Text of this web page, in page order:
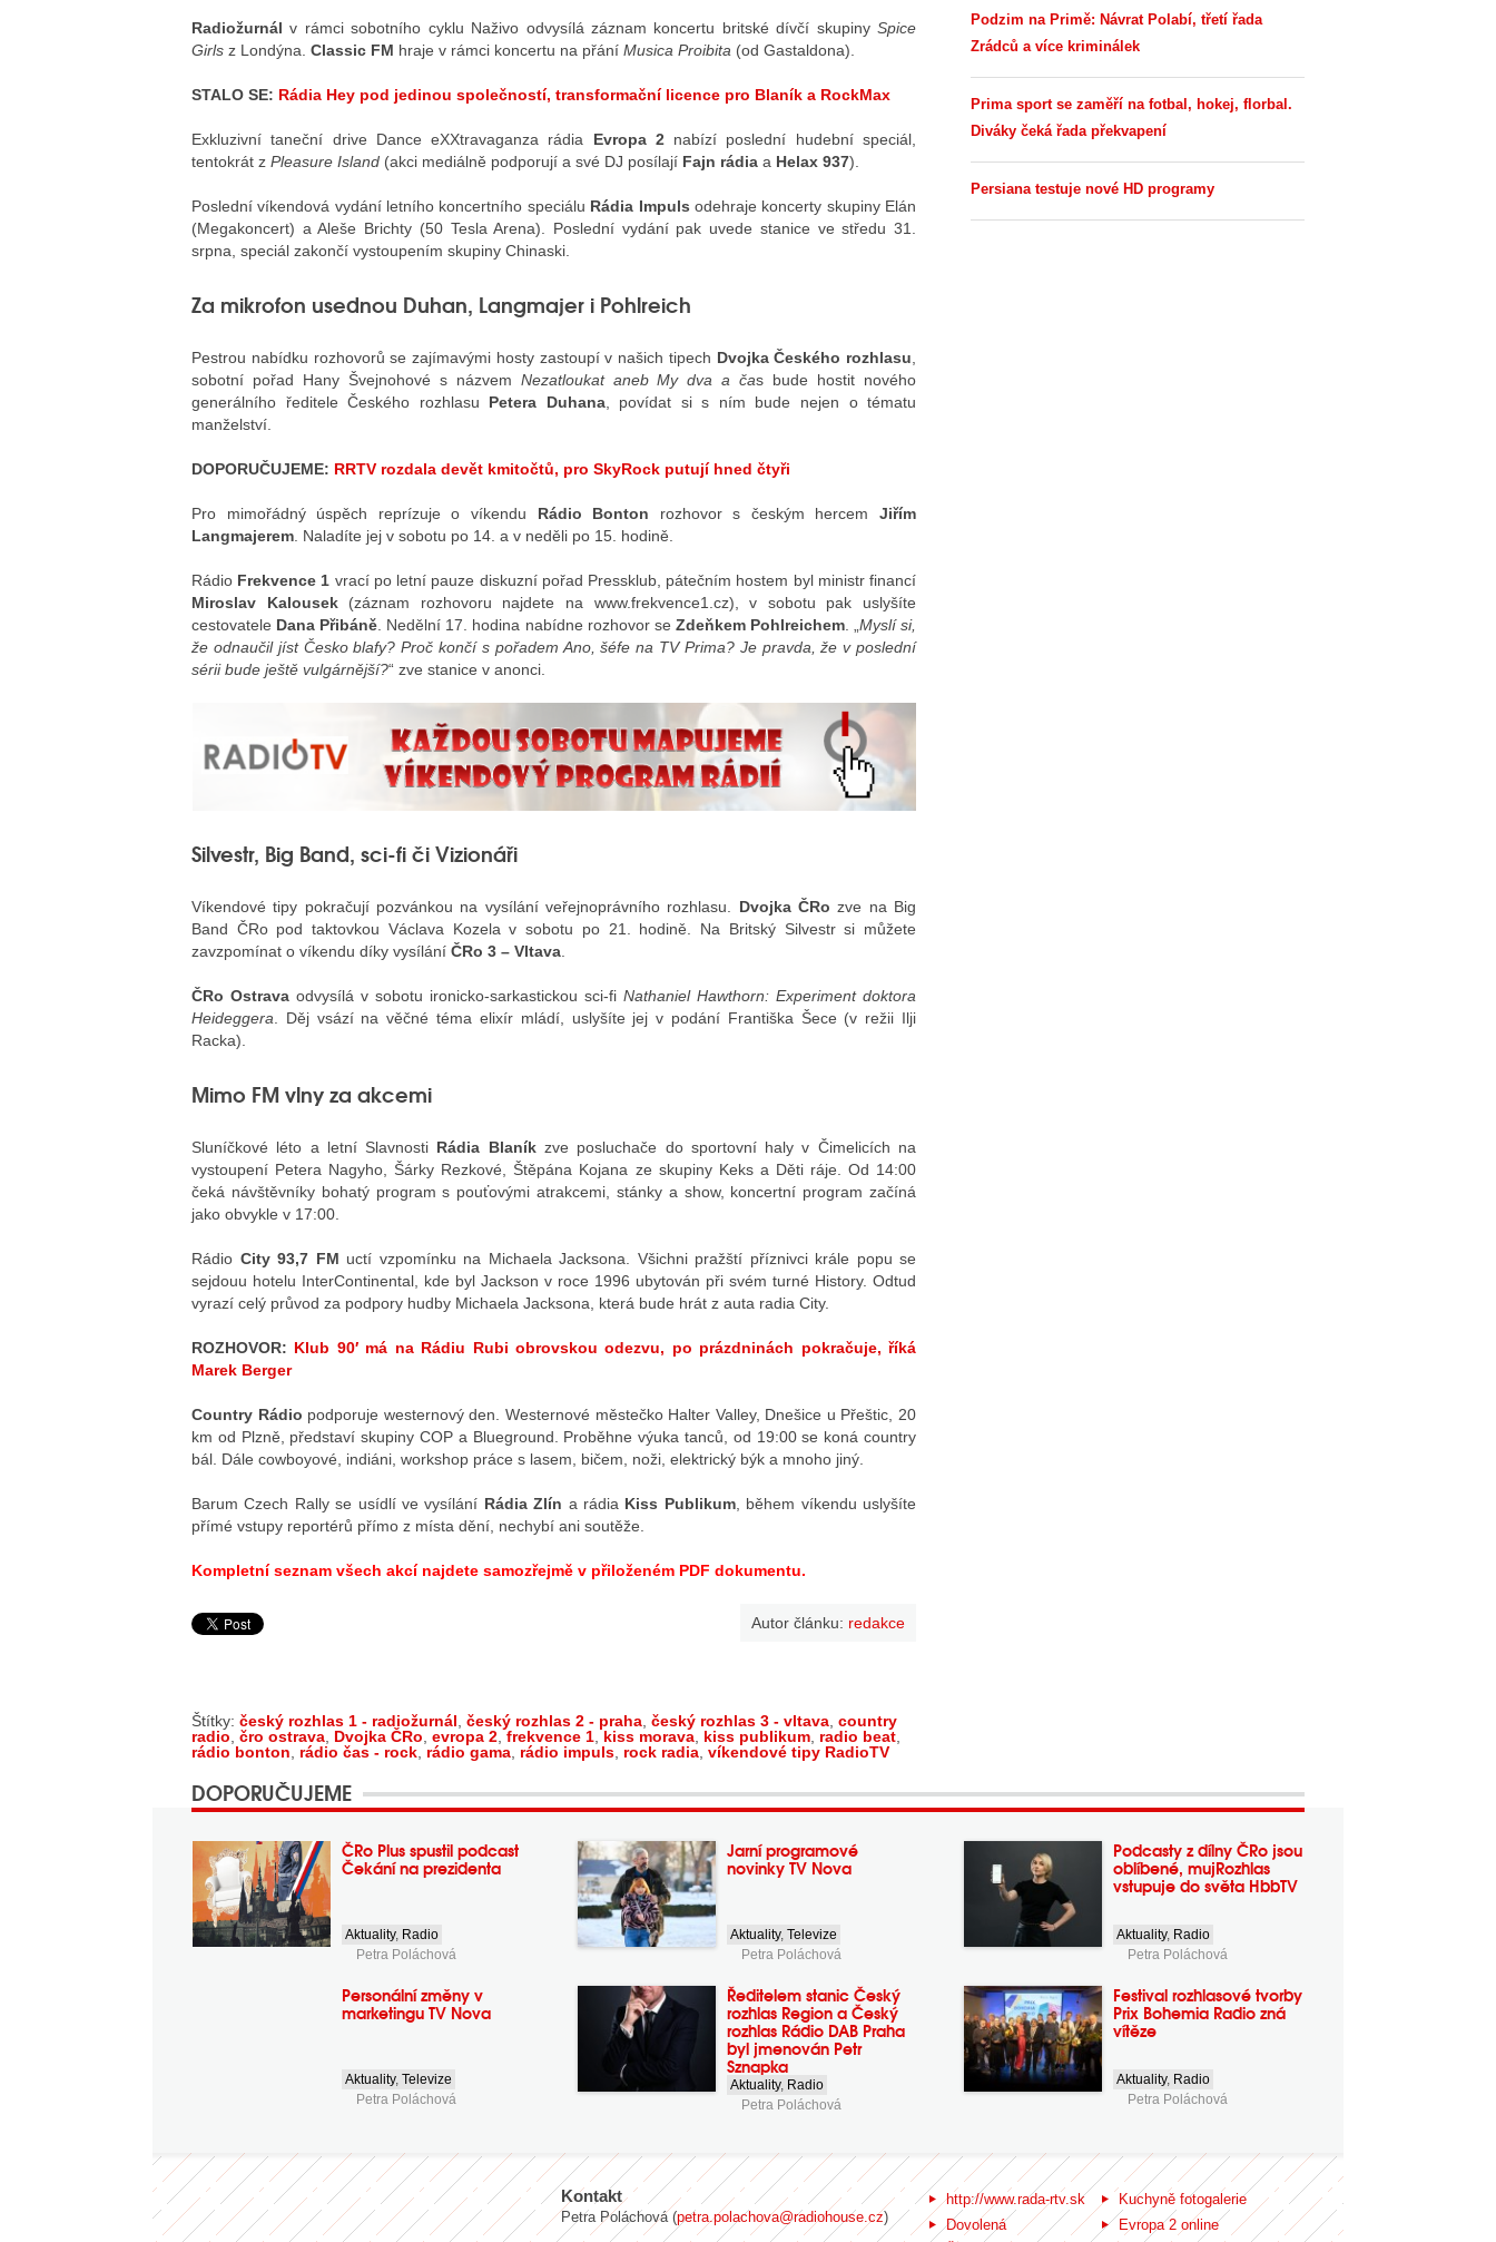
Radiožurnálv rámci sobotního cyklu Naživo odvysílá záznam koncertu britské dívčí skupinySpice
Girls z Londýna. Classic FM hraje v rámci koncertu na přání Musica Proibita (od Gastaldona).
STALO SE: Rádia Hey pod jedinou společností, transformační licence pro Blaník a RockMax
Exkluzivní taneční drive Dance eXXtravaganza rádia Evropa 2 nabízí poslední hudební speciál,
tentokrát z Pleasure Island (akci mediálně podporují a své DJ posílají Fajn rádia a Helax 937).
Poslední víkendová vydání letního koncertního speciálu Rádia Impuls odehraje koncerty skupiny Elán
(Megakoncert) a Aleše Brichty (50 Tesla Arena). Poslední vydání pak uvede stanice ve středu 31.
srpna, speciál zakončí vystoupením skupiny Chinaski.
Za mikrofon usednou Duhan, Langmajer i Pohlreich
Pestrou nabídku rozhovorů se zajímavými hosty zastoupí v našich tipech Dvojka Českého rozhlasu,
sobotní pořad Hany Švejnohové s názvem Nezatloukat aneb My dva a čas bude hostit nového
generálního ředitele Českého rozhlasu Petera Duhana, povídat si s ním bude nejen o tématu
manželství.
DOPORUČUJEME: RRTV rozdala devět kmitočtů, pro SkyRock putují hned čtyři
Pro mimořádný úspěch reprízuje o víkendu Rádio Bonton rozhovor s českým hercem Jiřím
Langmajerem. Naladíte jej v sobotu po 14. a v neděli po 15. hodině.
Rádio Frekvence 1 vrací po letní pauze diskuzní pořad Pressklub, pátečním hostem byl ministr financí
Miroslav Kalousek(záznam rozhovoru najdete na www.frekvence1.cz), v sobotu pak uslyšíte
cestovatele Dana Přibáně. Nedělní 17. hodina nabídne rozhovor se Zdeňkem Pohlreichem. „Myslí si,
že odnaučil jíst Česko blafy? Proč končí s pořadem Ano, šéfe na TV Prima? Je pravda, že v poslední
sérii bude ještě vulgárnější?“ zve stanice v anonci.
Silvestr, Big Band, sci-fi či Vizionáři
Víkendové tipy pokračují pozvánkou na vysílání veřejnoprávního rozhlasu. Dvojka ČRo zve na Big
Band ČRo pod taktovkou Václava Kozela v sobotu po 21. hodině. Na Britský Silvestr si můžete
zavzpomínat o víkendu díky vysílání ČRo 3 – Vltava
ČRo Ostrava odvysílá v sobotu ironicko-sarkastickou sci-fiNathaniel Hawthorn: Experiment doktora
Heideggera . Děj vsází na věčné téma elixír mládí, uslyšíte jej v podání Františka Šece (v režii Ilji
Racka).
Mimo FM vlny za akcemi
Sluníčkové léto a letní Slavnosti Rádia Blaníkzve posluchače do sportovní haly v Čimelicích na
vystoupení Petera Nagyho, Šárky Rezkové, Štěpána Kojana ze skupiny Keks a Děti ráje. Od 14:00
čeká návštěvníky bohatý program s pouťovými atrakcemi, stánky a show, koncertní program začíná
jako obvykle v 17:00.
Rádio City 93,7 FM uctí vzpomínku na Michaela Jacksona. Všichni pražští příznivci krále popu se
sejdouu hotelu InterContinental, kde byl Jackson v roce 1996 ubytován při svém turné History. Odtud
vyrazí celý průvod za podpory hudby Michaela Jacksona, která bude hrát z auta radia City.
ROZHOVOR: Klub 90′ má na Rádiu Rubi obrovskou odezvu, po prázdninách pokračuje, říká
Marek Berger
Country Rádio podporuje westernový den. Westernové městečko Halter Valley, Dnešice u Přeštic, 20
km od Plzně, představí skupiny COP a Blueground. Proběhne výuka tanců, od 19:00 se koná country
bál. Dále cowboyové, indiáni, workshop práce s lasem, bičem, noži, elektrický býk a mnoho jiný.
Barum Czech Rally se usídlí ve vysílání Rádia Zlín a rádia Kiss Publikum, během víkendu uslyšíte
přímé vstupy reportérů přímo z místa dění, nechybí ani soutěže.
Kompletní seznam všech akcí najdete samozřejmě v přiloženém PDF dokumentu.
Autor článku: redakce
Štítky: český rozhlas 1 - radiožurnál český rozhlas 2 - praha český rozhlas 3 - vltava country
radio čro ostrava Dvojka ČRo evropa 2 frekvence 1 kiss morava kiss publikum radio beat
rádio bonton
rádio čas - rock rádio gama rádio impuls rock radia víkendové tipy RadioTV
Podzim na Primě: Návrat Polabí, třetí řada
Zrádců a více kriminálek
Prima sport se zaměří na fotbal, hokej, florbal.
Diváky čeká řada překvapení
Persiana testuje nové HD programy
DOPORUČUJEME
ČRo Plus spustil podcast
Čekání na prezidenta
Aktuality, Radio
Petra Poláchová
Jarní programové
novinky TV Nova
Aktuality,Televize
Petra Poláchová
Podcasty z dílny ČRo jsou
oblíbené, mujRozhlas
vstupuje do světa HbbTV
Aktuality, Radio
Petra Poláchová
Personální změny v
marketingu TV Nova
Aktuality,Televize
Petra Poláchová
Ředitelem stanic Český
rozhlas Region a Český
rozhlas Rádio DAB Praha
byl jmenován Petr
Sznapka
Aktuality, Radio
Petra Poláchová
Festival rozhlasové tvorby
Prix Bohemia Radio zná
vítěze
Aktuality, Radio
Petra Poláchová
Kontakt
Petra Poláchová (petra.polachova@radiohouse.cz)
http://www.rada-rtv.sk
Kuchyně fotogalerie
Dovolená
Evropa 2 online